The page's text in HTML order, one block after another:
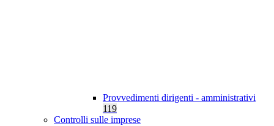
Provvedimenti dirigenti - amministrativi
119
Controlli sulle imprese